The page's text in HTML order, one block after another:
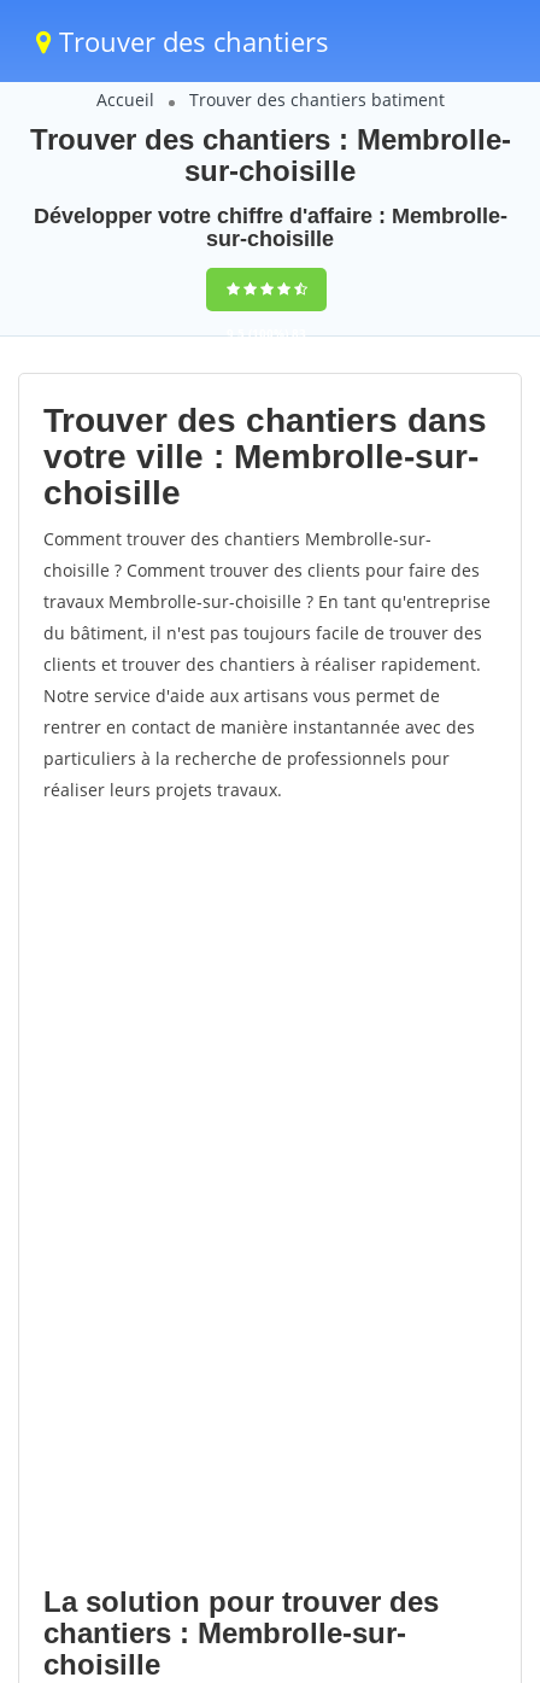
Trouver des chantiers
Accueil Trouver des chantiers batiment
Trouver des chantiers : Membrolle-
sur-choisille
Développer votre chiffre d'affaire : Membrolle-
sur-choisille
9,5(100%)83
votes
Trouver des chantiers dans
votre ville : Membrolle-sur-
choisille
Comment trouver des chantiers Membrolle-sur-
choisille ? Comment trouver des clients pour faire des
travaux Membrolle-sur-choisille ? En tant qu'entreprise
du bâtiment, il n'est pas toujours facile de trouver des
clients et trouver des chantiers à réaliser rapidement.
Notre service d'aide aux artisans vous permet de
rentrer en contact de manière instantannée avec des
particuliers à la recherche de professionnels pour
réaliser leurs projets travaux.
La solution pour trouver des
chantiers : Membrolle-sur-
choisille